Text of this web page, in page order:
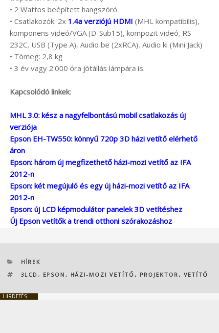
• 2 Wattos beépített hangszóró
• Csatlakozók: 2x 1.4a verziójú HDMI (MHL kompatibilis),
komponens videó/VGA (D-Sub15), kompozit videó, RS-
232C, USB (Type A), Audio be (2xRCA), Audio ki (Mini Jack)
• Tömeg: 2,8 kg
• 3 év vagy 2.000 óra jótállás lámpára is.
Kapcsolódó linkek:
MHL 3.0: kész a nagyfelbontású mobil csatlakozás új
verziója
Epson EH-TW550: könnyű 720p 3D házi vetítő elérhető
áron
Epson: három új megfizethető házi-mozi vetítő az IFA
2012-n
Epson: két megújuló és egy új házi-mozi vetítő az IFA
2012-n
Epson: új LCD képmodulátor panelek 3D vetítéshez
Új Epson vetítők a trendi otthoni szórakozáshoz
KATEGÓRIÁK
HÍREK
CÍMKÉK
3LCD , EPSON , HÁZI-MOZI VETÍTŐ , PROJEKTOR , VETÍTŐ
HIRDETÉS